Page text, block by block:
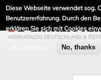
Diese Webseite verwendet sog.
Benutzererfahrung. Durch den
erklären Sie sich mit Cookies
No, thanks
DE-
WEBKATALOG DEUTSCHLAND &